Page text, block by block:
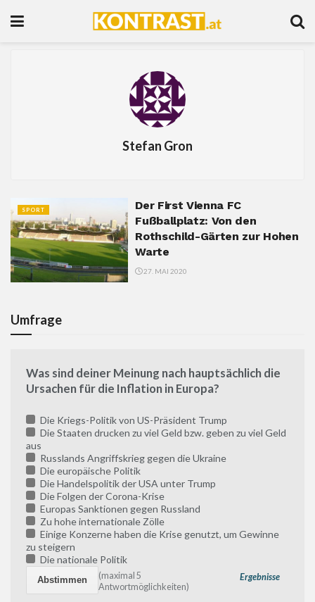
Stefan Gron
SPORT
Der First Vienna FC
Fußballplatz: Von den
Rothschild-Gärten zur Hohen
Warte
27. MAI 2020
Umfrage
Was sind deiner Meinung nach hauptsächlich die
Ursachen für die Inflation in Europa?
Die Kriegs-Politik von US-Präsident Trump
Die Staaten drucken zu viel Geld bzw. geben zu viel Geld
aus
Russlands Angriffskrieg gegen die Ukraine
Die europäische Politik
Die Handelspolitik der USA unter Trump
Die Folgen der Corona-Krise
Europas Sanktionen gegen Russland
Zu hohe internationale Zölle
Einige Konzerne haben die Krise genutzt, um Gewinne
zu steigern
Die nationale Politik
Ergebnisse
(maximal 5
Antwortmöglichkeiten)